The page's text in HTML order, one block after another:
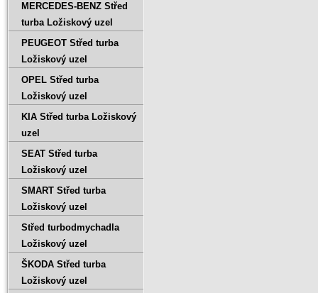
MERCEDES-BENZ Střed
turba Ložiskový uzel
PEUGEOT Střed turba
Ložiskový uzel
OPEL Střed turba
Ložiskový uzel
KIA Střed turba Ložiskový
uzel
SEAT Střed turba
Ložiskový uzel
SMART Střed turba
Ložiskový uzel
Střed turbodmychadla
Ložiskový uzel
ŠKODA Střed turba
Ložiskový uzel